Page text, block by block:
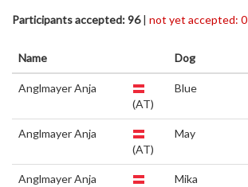
Participants accepted: 96| not yet accepted: 0
Name Dog
Anglmayer Anja
(AT)
Blue
Anglmayer Anja
(AT)
May
Anglmayer Anja
Mika